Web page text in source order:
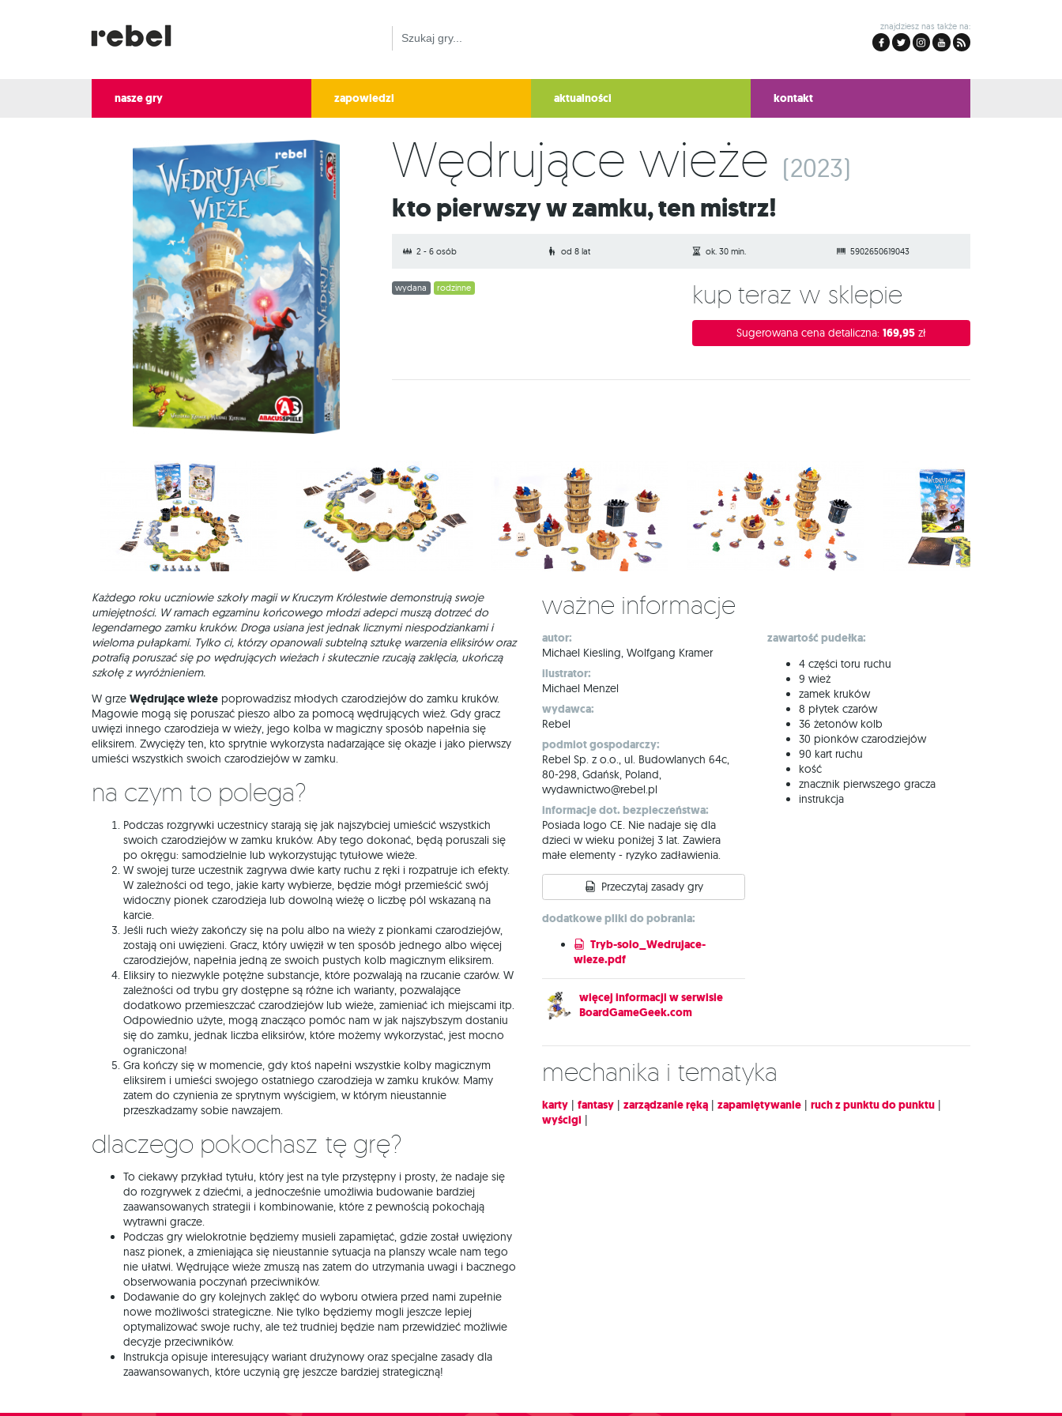
znajdziesz nas także na:
nasze gry zapowiedzi aktualności kontakt
Wędrujące wieże (2023)
Kto pierwszy w zamku, ten mistrz!
2 - 6 osób od 8 lat ok. 30 min. 5902650619043
wydana rodzinne Kup teraz w sklepie
Sugerowana cena detaliczna: 169,95 zł
Każdego roku uczniowie szkoły magii w Kruczym Królestwie demonstrują swoje
umiejętności. W ramach egzaminu końcowego młodzi adepci muszą dotrzeć do
legendarnego zamku kruków. Droga usiana jest jednak licznymi niespodziankami i
wieloma pułapkami. Tylko ci, którzy opanowali subtelną sztukę warzenia eliksirów oraz
potrafią poruszać się po wędrujących wieżach i skutecznie rzucają zaklęcia, ukończą
szkołę z wyróżnieniem.
W grze Wędrujące wieże poprowadzisz młodych czarodziejów do zamku kruków.
Magowie mogą się poruszać pieszo albo za pomocą wędrujących wież. Gdy gracz
uwięzi innego czarodzieja w wieży, jego kolba w magiczny sposób napełnia się
eliksirem. Zwycięży ten, kto sprytnie wykorzysta nadarzające się okazje i jako pierwszy
umieści wszystkich swoich czarodziejów w zamku.
Na czym to polega?
Podczas rozgrywki uczestnicy starają się jak najszybciej umieścić wszystkich
swoich czarodziejów w zamku kruków. Aby tego dokonać, będą poruszali się
po okręgu: samodzielnie lub wykorzystując tytułowe wieże.
W swojej turze uczestnik zagrywa dwie karty ruchu z ręki i rozpatruje ich efekty.
W zależności od tego, jakie karty wybierze, będzie mógł przemieścić swój
widoczny pionek czarodzieja lub dowolną wieżę o liczbę pól wskazaną na
karcie.
Jeśli ruch wieży zakończy się na polu albo na wieży z pionkami czarodziejów,
zostają oni uwięzieni. Gracz, który uwięził w ten sposób jednego albo więcej
czarodziejów, napełnia jedną ze swoich pustych kolb magicznym eliksirem.
Eliksiry to niezwykle potężne substancje, które pozwalają na rzucanie czarów. W
zależności od trybu gry dostępne są różne ich warianty, pozwalające
dodatkowo przemieszczać czarodziejów lub wieże, zamieniać ich miejscami itp.
Odpowiednio użyte, mogą znacząco pomóc nam w jak najszybszym dostaniu
się do zamku, jednak liczba eliksirów, które możemy wykorzystać, jest mocno
ograniczona!
Gra kończy się w momencie, gdy ktoś napełni wszystkie kolby magicznym
eliksirem i umieści swojego ostatniego czarodzieja w zamku kruków. Mamy
zatem do czynienia ze sprytnym wyścigiem, w którym nieustannie
przeszkadzamy sobie nawzajem.
Dlaczego pokochasz tę grę?
To ciekawy przykład tytułu, który jest na tyle przystępny i prosty, że nadaje się
do rozgrywek z dziećmi, a jednocześnie umożliwia budowanie bardziej
zaawansowanych strategii i kombinowanie, które z pewnością pokochają
wytrawni gracze.
Podczas gry wielokrotnie będziemy musieli zapamiętać, gdzie został uwięziony
nasz pionek, a zmieniająca się nieustannie sytuacja na planszy wcale nam tego
nie ułatwi. Wędrujące wieże zmuszą nas zatem do utrzymania uwagi i bacznego
obserwowania poczynań przeciwników.
Dodawanie do gry kolejnych zaklęć do wyboru otwiera przed nami zupełnie
nowe możliwości strategiczne. Nie tylko będziemy mogli jeszcze lepiej
optymalizować swoje ruchy, ale też trudniej będzie nam przewidzieć możliwie
decyzje przeciwników.
Instrukcja opisuje interesujący wariant drużynowy oraz specjalne zasady dla
zaawansowanych, które uczynią grę jeszcze bardziej strategiczną!
Ważne informacje
autor:
Michael Kiesling, Wolfgang Kramer
ilustrator:
Michael Menzel
wydawca:
Rebel
podmiot gospodarczy:
Rebel Sp. z o.o., ul. Budowlanych 64c,
80-298, Gdańsk, Poland,
wydawnictwo@rebel.pl
informacje dot. bezpieczeństwa:
Posiada logo CE. Nie nadaje się dla
dzieci w wieku poniżej 3 lat. Zawiera
małe elementy - ryzyko zadławienia.
Przeczytaj zasady gry
dodatkowe pliki do pobrania:
Tryb-solo_Wedrujace-
wieze.pdf
więcej informacji w serwisie
BoardGameGeek.com
zawartość pudełka:
4 części toru ruchu
9 wież
zamek kruków
8 płytek czarów
36 żetonów kolb
30 pionków czarodziejów
90 kart ruchu
kość
znacznik pierwszego gracza
instrukcja
Mechanika i tematyka
karty | fantasy | zarządzanie ręką | zapamiętywanie | ruch z punktu do punktu |
wyścigi |